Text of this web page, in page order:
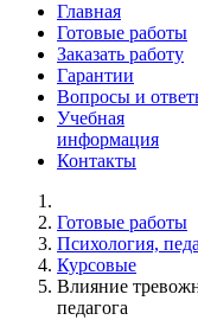
Главная
Готовые работы
Заказать работу
Гарантии
Вопросы и
Учебная
информация
Контакты
Готовые работы
Психология,
Курсовые
Влияние
педагога